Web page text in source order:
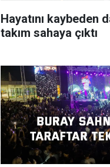
Hayatını kaybeden
takım sahaya çıktı